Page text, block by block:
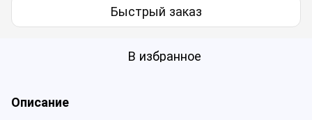
Быстрый заказ
В избранное
Описание